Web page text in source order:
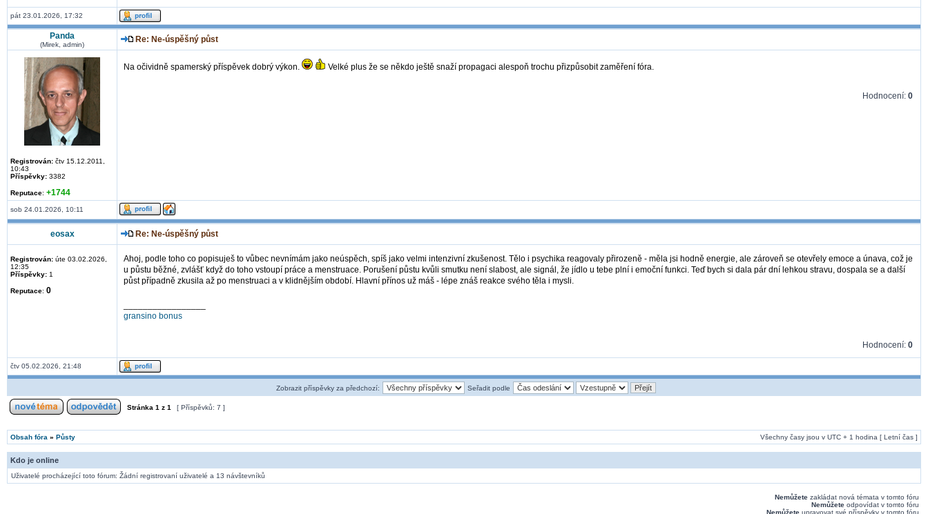
pát 23.01.2026, 17:32
Panda
(Mirek, admin)
Re: Ne-úspěšný půst
Registrován: čtv 15.12.2011,
10:43
Příspěvky: 3382
Reputace: +1744
Na očividně spamerský příspěvek dobrý výkon. Velké plus že se někdo ještě snaží propagaci alespoň trochu přizpůsobit zaměření fóra.
Hodnocení: 0
sob 24.01.2026, 10:11
eosax Re: Ne-úspěšný půst
Registrován: úte 03.02.2026,
12:35
Příspěvky: 1
Reputace: 0
Ahoj, podle toho co popisuješ to vůbec nevnímám jako neúspěch, spíš jako velmi intenzivní zkušenost. Tělo i psychika reagovaly přirozeně - měla jsi hodně energie, ale zároveň se otevřely emoce a únava, což je
u půstu běžné, zvlášť když do toho vstoupí práce a menstruace. Porušení půstu kvůli smutku není slabost, ale signál, že jídlo u tebe plní i emoční funkci. Teď bych si dala pár dní lehkou stravu, dospala se a další
půst případně zkusila až po menstruaci a v klidnějším období. Hlavní přínos už máš - lépe znáš reakce svého těla i mysli.
gransino bonus
Hodnocení: 0
čtv 05.02.2026, 21:48
Zobrazit příspěvky za předchozí: Seřadit podle
Stránka 1 z 1 [ Příspěvků: 7 ]
Obsah fóra » Půsty Všechny časy jsou v UTC + 1 hodina [ Letní čas ]
Kdo je online
Uživatelé procházející toto fórum: Žádní registrovaní uživatelé a 13 návštevníků
Nemůžete zakládat nová témata v tomto fóru
Nemůžete odpovídat v tomto fóru
Nemůžete upravovat své příspěvky v tomto fóru